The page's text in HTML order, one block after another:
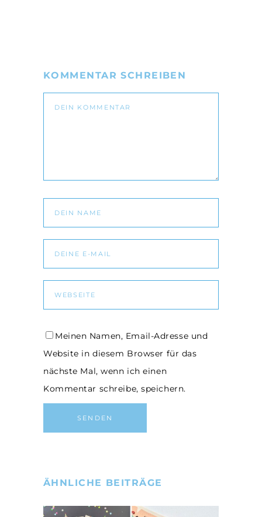
KOMMENTAR SCHREIBEN
Meinen Namen, Email-Adresse und
Website in diesem Browser für das
nächste Mal, wenn ich einen
Kommentar schreibe, speichern.
ÄHNLICHE BEITRÄGE